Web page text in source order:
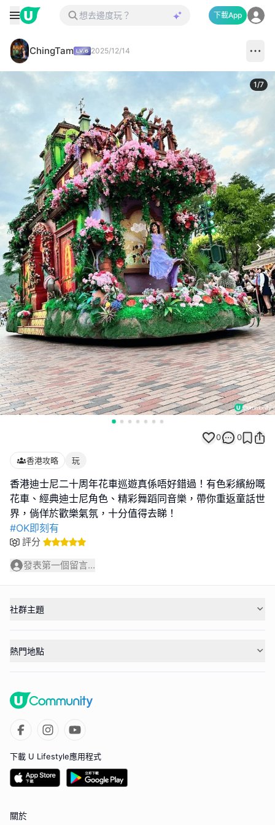
下載App
ChingTam 2025/12/14
1/7
0 0
香港攻略 玩
香港迪士尼二十周年花車巡遊真係唔好錯過！有色彩繽紛嘅
花車、經典迪士尼角色、精彩舞蹈同音樂，帶你重返童話世
#OK即刻有
評分
發表第一個留言...
社群主題
熱門地點
下載 U Lifestyle應用程式
關於